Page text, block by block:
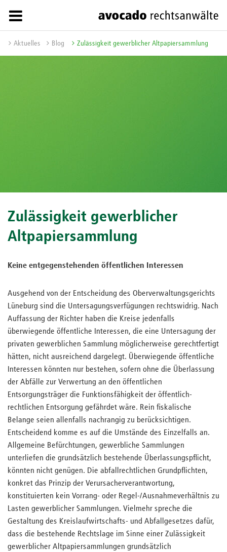
Aktuelles Blog Zulässigkeit gewerblicher Altpapiersammlung
Zulässigkeit gewerblicher
Altpapiersammlung
Keine entgegenstehenden öffentlichen Interessen
Ausgehend von der Entscheidung des Oberverwaltungsgerichts
Lüneburg sind die Untersagungsverfügungen rechtswidrig. Nach
Auffassung der Richter haben die Kreise jedenfalls
überwiegende öffentliche Interessen, die eine Untersagung der
privaten gewerblichen Sammlung möglicherweise gerechtfertigt
hätten, nicht ausreichend dargelegt. Überwiegende öffentliche
Interessen könnten nur bestehen, sofern ohne die Überlassung
der Abfälle zur Verwertung an den öffentlichen
Entsorgungsträger die Funktionsfähigkeit der öffentlich-
rechtlichen Entsorgung gefährdet wäre. Rein fiskalische
Belange seien allenfalls nachrangig zu berücksichtigen.
Entscheidend komme es auf die Umstände des Einzelfalls an.
Allgemeine Befürchtungen, gewerbliche Sammlungen
unterliefen die grundsätzlich bestehende Überlassungspflicht,
könnten nicht genügen. Die abfallrechtlichen Grundpflichten,
konkret das Prinzip der Verursacherverantwortung,
konstituierten kein Vorrang- oder Regel-/Ausnahmeverhältnis zu
Lasten gewerblicher Sammlungen. Vielmehr spreche die
Gestaltung des Kreislaufwirtschafts- und Abfallgesetzes dafür,
dass die bestehende Rechtslage im Sinne einer Zulässigkeit
gewerblicher Altpapiersammlungen grundsätzlich